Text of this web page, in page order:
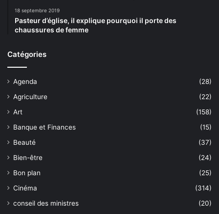
18 septembre 2019
Pasteur d’église, il explique pourquoi il porte des
chaussures de femme
Catégories
Agenda
(28)
Agriculture
(22)
Art
(158)
Banque et Finances
(15)
Beauté
(37)
Bien-être
(24)
Bon plan
(25)
Cinéma
(314)
conseil des ministres
(20)